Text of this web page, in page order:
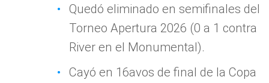
Quedó eliminado en semifinales del
Torneo Apertura 2026 (0 a 1 contra
River en el Monumental).
Cayó en 16avos de final de la Copa